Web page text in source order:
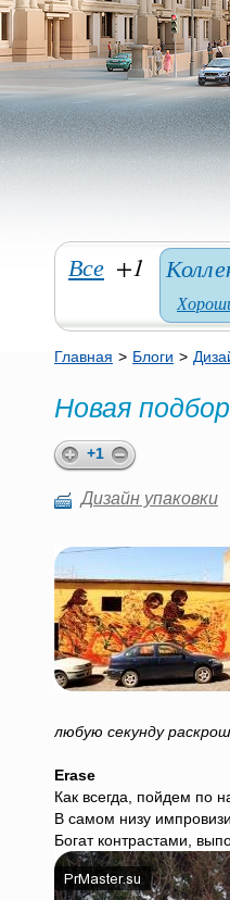
Все +1
Главная > Блоги >
Новая
+1
Дизайн упаковки
любую секунду
Erase
Как всегда, пойдем по
В самом низу
Богат контрастами,